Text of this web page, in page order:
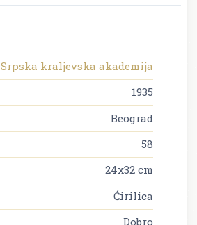
Srpska kraljevska akademija
1935
Beograd
58
24x32 cm
Ćirilica
Dobro